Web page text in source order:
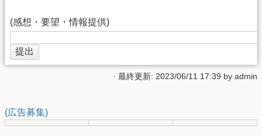
(感想・要望・情報提供)
· 最終更新: 2023/06/11 17:39 by admin
(広告募集)